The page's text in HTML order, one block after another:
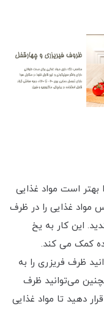
بهتر است مواد غذایی
غذایی را در ظرف
این کار به یخ
کمک می کند.
ظرف فریزری را به
می‌توانید ظرف
دهید تا مواد غذایی